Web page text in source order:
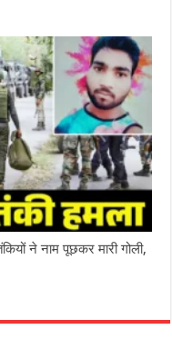
ने नाम पूछकर मारी गोली,